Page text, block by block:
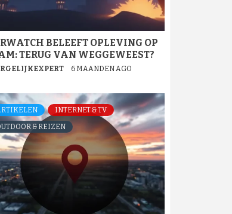
BELEEFT OPLEVING OP
TERUG VAN WEGGEWEEST?
6 MAANDEN AGO
INTERNET & TV
& REIZEN